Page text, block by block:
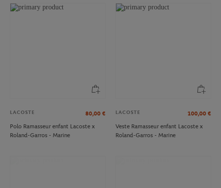
LACOSTE 80,00 €
Polo Ramasseur enfant Lacoste x
Roland-Garros - Marine
LACOSTE 100,00 €
Veste Ramasseur enfant Lacoste x
Roland-Garros - Marine